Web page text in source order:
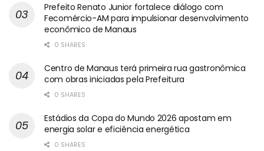
Prefeito Renato Junior fortalece diálogo com
Fecomércio-AM para impulsionar desenvolvimento
econômico de Manaus
0 SHARES
Centro de Manaus terá primeira rua gastronômica
com obras iniciadas pela Prefeitura
0 SHARES
Estádios da Copa do Mundo 2026 apostam em
energia solar e eficiência energética
0 SHARES